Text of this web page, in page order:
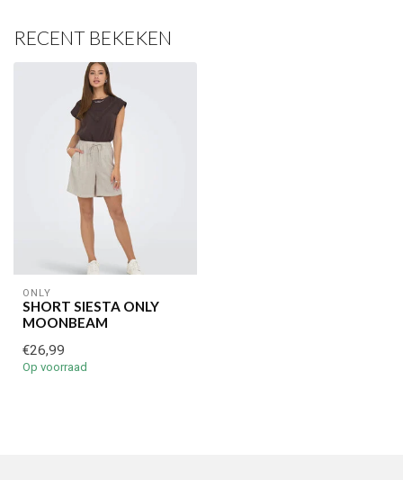
RECENT BEKEKEN
ONLY
SHORT SIESTA ONLY
MOONBEAM
€26,99
Op voorraad